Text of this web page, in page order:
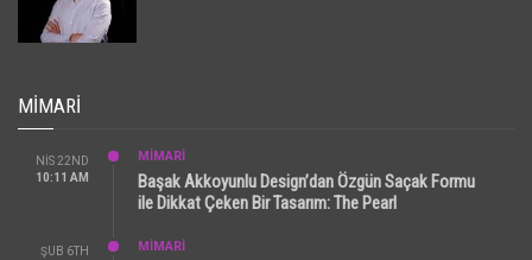
MIMARI
NIS 22ND
10:11 AM
MİMARİ
Başak Akkoyunlu Design’dan Özgün Saçak Formu
ile Dikkat Çeken Bir Tasarım: The Pearl
ŞUB 6TH
MİMARİ